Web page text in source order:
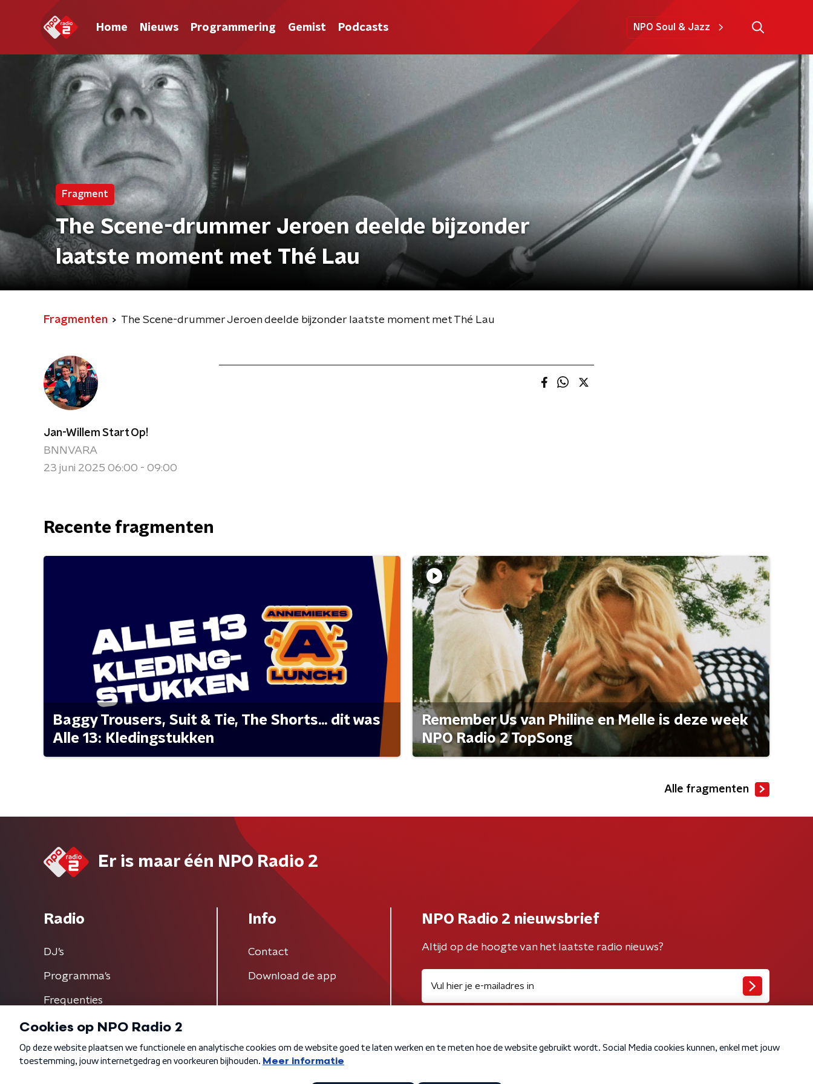
Home Nieuws Programmering Gemist Podcasts NPO Soul & Jazz
Fragment
The Scene-drummer Jeroen deelde bijzonder
laatste moment met Thé Lau
Fragmenten The Scene-drummer Jeroen deelde bijzonder laatste moment met Thé Lau
Jan-Willem Start Op!
BNNVARA
23 juni 2025 06:00 - 09:00
Recente fragmenten
Baggy Trousers, Suit & Tie, The Shorts... dit was
Alle 13: Kledingstukken
Remember Us van Philine en Melle is deze week
NPO Radio 2 TopSong
Alle fragmenten
Er is maar één NPO Radio 2
Radio
DJ’s
Programma's
Frequenties
Info
Contact
Download de app
NPO Radio 2 nieuwsbrief
Altijd op de hoogte van het laatste radio nieuws?
Algemene voorwaarden Privacybeleid